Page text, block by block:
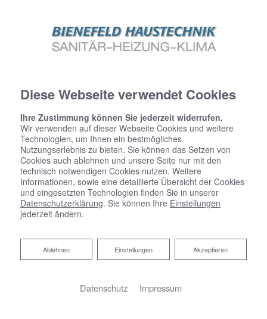
Diese Webseite verwendet Cookies
Ihre Zustimmung können Sie jederzeit widerrufen.
Wir verwenden auf dieser Webseite Cookies und weitere
Technologien, um Ihnen ein bestmögliches
Nutzungserlebnis zu bieten. Sie können das Setzen von
Cookies auch ablehnen und unsere Seite nur mit den
technisch notwendigen Cookies nutzen. Weitere
Informationen, sowie eine detaillierte Übersicht der Cookies
und eingesetzten Technologien finden Sie in unserer
Datenschutzerklärung. Sie können Ihre Einstellungen
jederzeit ändern.
Akzeptieren
Einstellungen
Ablehnen
Ablehnen
Datenschutz Impressum